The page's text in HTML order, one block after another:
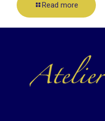
Read more